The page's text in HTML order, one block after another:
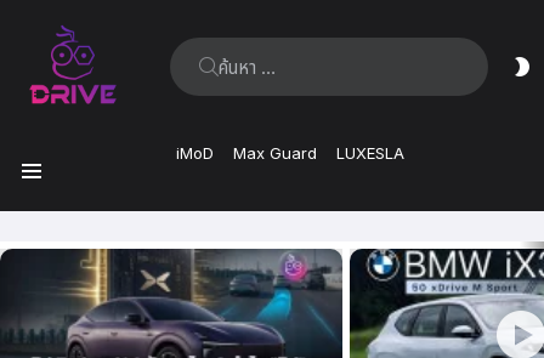
ค้นหา:
iMoD Max Guard LUXESLA
ล่าสุด